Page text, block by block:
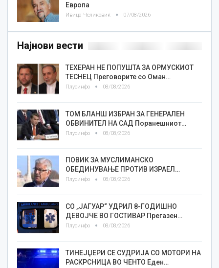
Европа
Ивица Челиковиќ 07/08/2026
Најнови вести
ТЕХЕРАН НЕ ПОПУШТА ЗА ОРМУСКИОТ
ТЕСНЕЦ Преговорите со Оман…
Плусинфо 08/08/2026
ТОМ БЛАНШ ИЗБРАН ЗА ГЕНЕРАЛЕН
ОБВИНИТЕЛ НА САД Поранешниот…
Плусинфо 08/08/2026
ПОВИК ЗА МУСЛИМАНСКО
ОБЕДИНУВАЊЕ ПРОТИВ ИЗРАЕЛ…
Плусинфо 08/08/2026
СО „ЈАГУАР“ УДРИЛ 8-ГОДИШНО
ДЕВОЈЧЕ ВО ГОСТИВАР Прегазен…
Плусинфо 08/08/2026
ТИНЕЈЏЕРИ СЕ СУДРИЈА СО МОТОРИ НА
РАСКРСНИЦА ВО ЧЕНТО Еден…